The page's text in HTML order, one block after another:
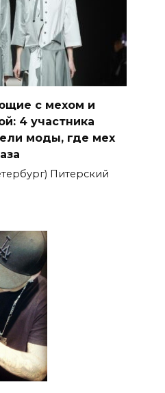
с мехом и
4 участника
моды, где мех
Питерский